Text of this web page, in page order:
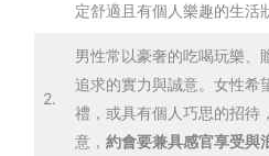
定舒適且有個人樂趣的生活
2.
男性常以豪奢的吃喝玩樂、
追求的實力與誠意。女性希
禮，或具有個人巧思的招待
意，約會要兼具感官享受與